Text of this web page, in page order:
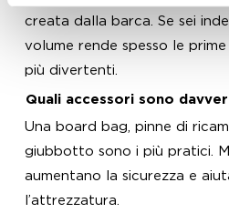
creata dalla barca. Se sei
volume rende spesso le
più divertenti.
Quali accessori sono
Una board bag, pinne di
giubbotto sono i più pratici.
aumentano la sicurezza e
l’attrezzatura.